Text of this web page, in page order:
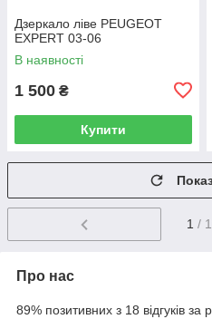
Дзеркало ліве PEUGEOT
EXPERT 03-06
В наявності
1 500 ₴
Купити
1 /
Про нас
89% позитивних з 18 відгуків за